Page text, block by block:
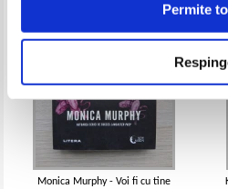
Permite
Monica Murphy - Voi fi cu tine